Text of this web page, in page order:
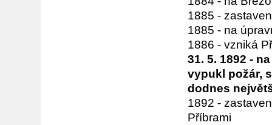
1885 -
1885 - na
1886 - vzniká
31. 5. 1892 -
vypukl požár,
dodnes
1892 -
Příbrami